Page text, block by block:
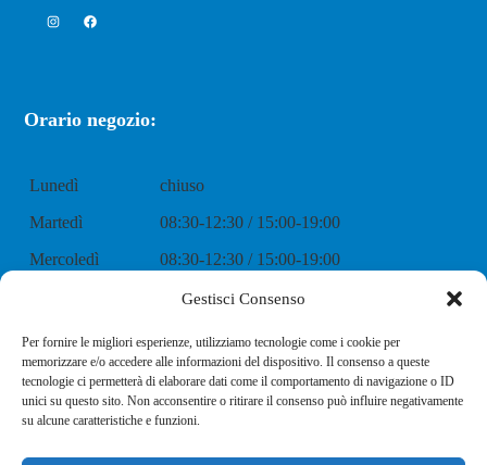
Gestisci Consenso
Per fornire le migliori esperienze, utilizziamo tecnologie come i cookie per
memorizzare e/o accedere alle informazioni del dispositivo. Il consenso a queste
tecnologie ci permetterà di elaborare dati come il comportamento di navigazione o ID
unici su questo sito. Non acconsentire o ritirare il consenso può influire negativamente
su alcune caratteristiche e funzioni.
InstagramFacebook
Orario negozio:
Lunedì
chiuso
Martedì
08:30-12:30 / 15:00-19:00
Mercoledì
08:30-12:30 / 15:00-19:00
08:30-12:30 / 15:00-19:00
Venerdì
08:30-12:30 / 15:00-19:00
Sabato
08:30-12:30 / 15:00-19:00
Domenica
chiuso